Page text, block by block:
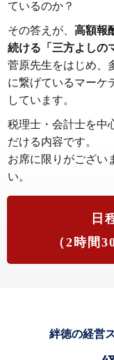
ているのか？
その答えが、 高額報
続ける「三方よしの
菅原先生をはじめ、
に繋げているマーケ
しています。
税理士・会計士を中
だける内容です。
お席に限りがござい
い。
日
（2時間
絆徳の経営